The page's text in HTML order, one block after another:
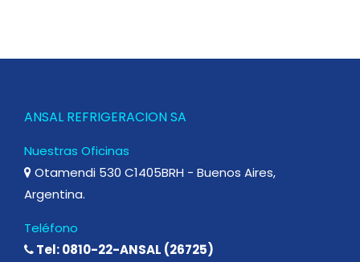
ANSAL REFRIGERACION SA
Nuestras Oficinas
Otamendi 530 C1405BRH - Buenos Aires,
Argentina.
Teléfono
Tel: 0810-22-ANSAL (26725)